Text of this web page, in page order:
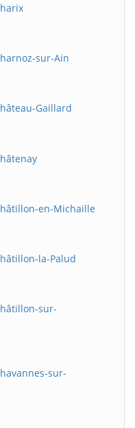
sur-Ain
Gaillard
en-Michaille
la-Palud
sur-
sur-